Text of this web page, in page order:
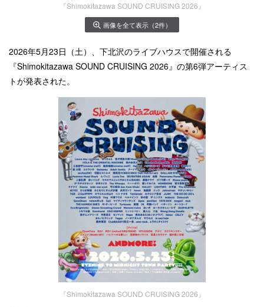
『Shimokitazawa SOUND CRUISING 2026』
画像を全て表示（2件）
2026年5月23日（土）、下北沢のライブハウスで開催される
『Shimokitazawa SOUND CRUISING 2026』の第6弾アーティス
トが発表された。
『Shimokitazawa SOUND CRUISING 2026』